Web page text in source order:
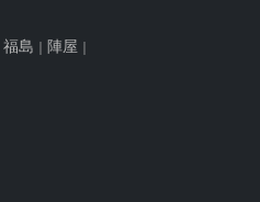
福島 陣屋